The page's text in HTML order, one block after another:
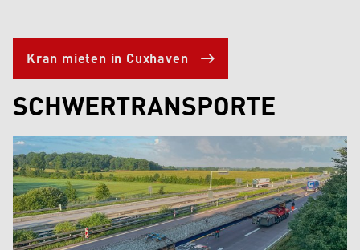
Kran mieten in Cuxhaven
SCHWERTRANSPORTE